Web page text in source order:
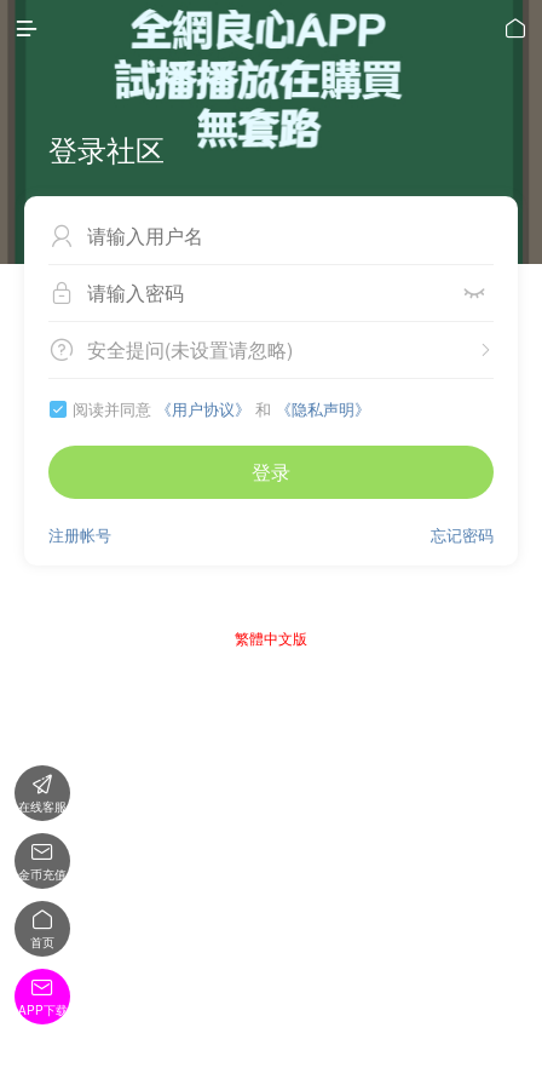
 
登录社区

 
 
安全提问(未设置请忽略)
 阅读并同意 《用户协议》 和 《隐私声明》
登录
忘记密码
注册帐号
繁體中文版

在线客服

金币充值

首页

APP下载